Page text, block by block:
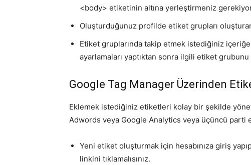
<body> etiketinin altına yerleştirmeniz
Oluşturduğunuz profilde etiket grupları
Etiket gruplarında takip etmek istediğiniz
ayarlamaları yaptıktan sonra ilgili etiket
Google Tag Manager Üzerinden
Eklemek istediğiniz etiketleri kolay bir şekilde
Adwords veya Google Analytics veya üçüncü
Yeni etiket oluşturmak için hesabınıza giriş
linkini tıklamalısınız.